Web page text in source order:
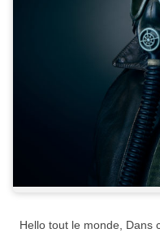
Hello tout le monde, Dans